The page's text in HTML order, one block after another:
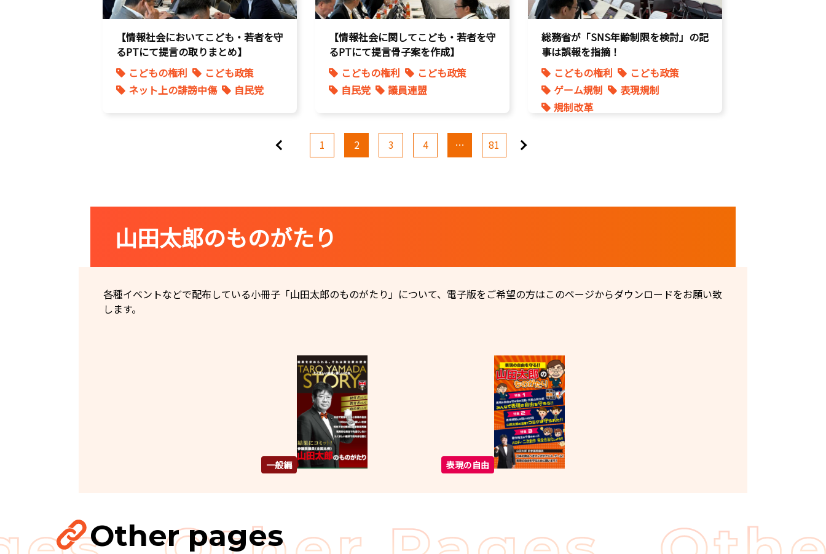
【情報社会においてこども・若者を守
るPTにて提言の取りまとめ】
こどもの権利
こども政策
ネット上の誹謗中傷
自民党
【情報社会に関してこども・若者を守
るPTにて提言骨子案を作成】
こどもの権利
こども政策
自民党
議員連盟
総務省が「SNS年齢制限を検討」の記
事は誤報を指摘！
こどもの権利
こども政策
ゲーム規制
表現規制
規制改革
前へ 1 2 3 4 … 81 次へ
山田太郎のものがたり
各種イベントなどで配布している小冊子「山田太郎のものがたり」について、電子版をご希望の方はこのページからダウンロードをお願い致
します。
一般編 表現の自由
Other pages